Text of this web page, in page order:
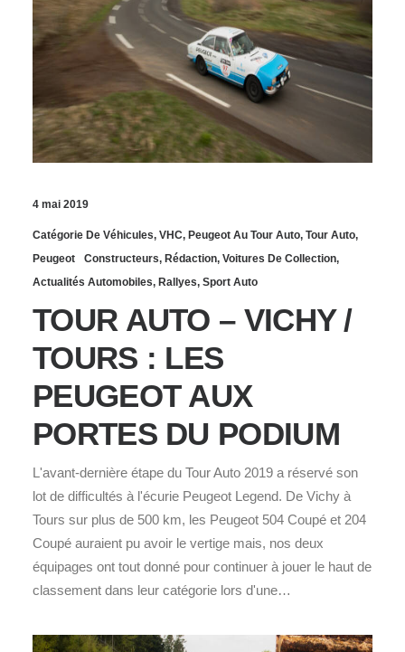
4 mai 2019
Catégorie De Véhicules, VHC, Peugeot Au Tour Auto, Tour Auto,
Peugeot
Constructeurs, Rédaction, Voitures De Collection,
Actualités Automobiles, Rallyes, Sport Auto
TOUR AUTO – VICHY /
TOURS : LES
PEUGEOT AUX
PORTES DU PODIUM
L'avant-dernière étape du Tour Auto 2019 a réservé son
lot de difficultés à l'écurie Peugeot Legend. De Vichy à
Tours sur plus de 500 km, les Peugeot 504 Coupé et 204
Coupé auraient pu avoir le vertige mais, nos deux
équipages ont tout donné pour continuer à jouer le haut de
classement dans leur catégorie lors d'une…